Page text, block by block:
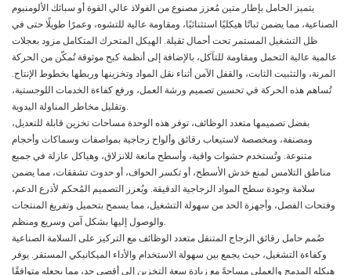
يتميز الحامل بإطار متين مُعزز مصنوع من الفولاذ عالي القوة أو سبائك الألومنيوم
الصناعية، مما يضمن ثباتًا هيكليًا استثنائيًا، ومقاومة عالية للتشوه، وعمرًا طويلًا حتى في
ظل التشغيل المستمر تحت أحمال ثقيلة. الهيكل المتحرك المتكامل مزود بعجلات
عالمية عالية التحمل ومقاومة للتآكل، بالإضافة إلى أنظمة كبح موثوقة تُمكّن من الحركة
المرنة، والتثبيت الثابت، والقفل الآمن أثناء نقل المواد وتخزينها وربطها بخطوط الإنتاج.
تُساهم هذه الحركة في تحسين تصميم ورشة العمل، ورفع كفاءة الخدمات اللوجستية،
وتقليل مخاطر المناولة اليدوية.
بفضل تصميمها متعدد الوظائف، توفر هذه الوحدة مساحات تخزين قابلة للتعديل،
ومصنفة، ومخصصة لاستيعاب رقائق وألواح زجاجية بمواصفات وسماكات وأحجام
متنوعة. وتُستخدم حشوات واقية، وأسطح مانعة للانزلاق، وهياكل عازلة في جميع
مناطق التلامس لمنع خدش الأسطح، أو تكسر الحواف، أو حدوث تشققات، مما يضمن
سلامة وجودة سطح المواد الزجاجية الدقيقة. ويُعزز التصميم المُحكم لأذرع الدعم،
وفتحات الفصل، وأجهزة الحد من سهولة التشغيل، مما يسمح بتحميل وتفريغ المنتجات
والوصول إليها بشكل آمن وسريع ومنظم.
صُمم حامل رقائق الزجاج المتنقل متعدد الوظائف مع التركيز على السلامة الصناعية
وكفاءة التشغيل، حيث يجمع بين سهولة الاستخدام والأداء الميكانيكي المستقر. يوفر
هيكله المدمج والعملي مساحةً مع زيادة سعة التخزين إلى أقصى حد، مما يجعله متوافقًا